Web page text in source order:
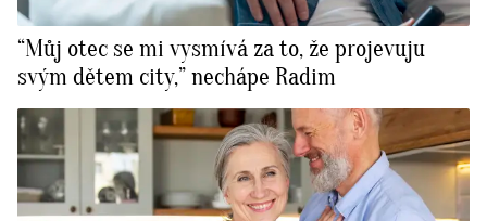
“Můj otec se mi vysmívá za to, že projevuju
svým dětem city,” nechápe Radim